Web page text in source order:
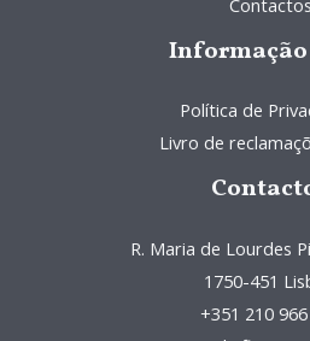
Contactos
Política de
Livro de
R. Maria de Lourdes
1750-451
+351 210 966